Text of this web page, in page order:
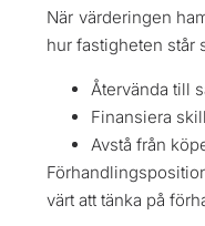
När värderingen
hur fastigheten står
Återvända till
Finansiera
Avstå från
värt att tänka på